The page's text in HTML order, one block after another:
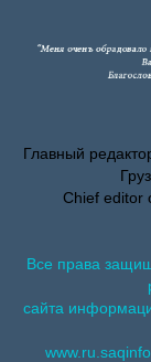
Главный
Chief editor
Все права
сайта